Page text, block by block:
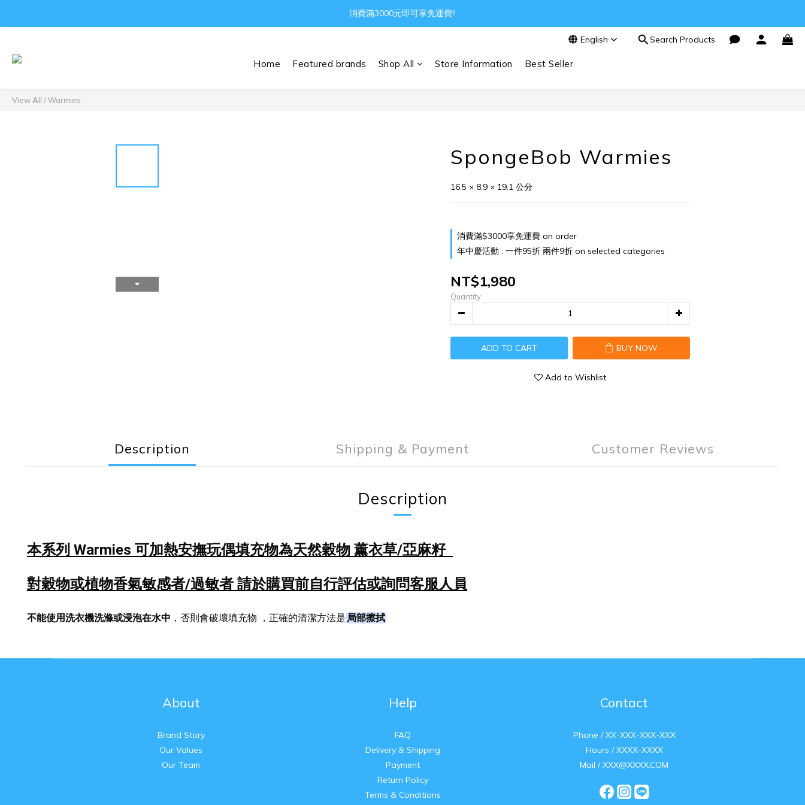
Gather all the joys in the world
消費滿3000元即可享免運費!!
English Search Products
Home Featured brands Shop All Store Information Best Seller
View All /Warmies
SpongeBob Warmies
16.5 × 8.9 × 19.1 公分
消費滿$3000享免運費 on order
年中慶活動 : 一件95折 兩件9折 on selected categories
NT$1,980
Quantity
ADD TO CART BUY NOW
Add to Wishlist
Description Shipping & Payment Customer Reviews
Description
本系列 Warmies 可加熱安撫玩偶填充物為天然穀物 薰衣草/亞麻籽
對穀物或植物香氣敏感者/過敏者 請於購買前自行評估或詢問客服人員
不能使用洗衣機洗滌或浸泡在水中 ，否則會破壞填充物 ， 正確的清潔方法是 局部擦拭
About
Brand Story
Our Values
Our Team
Help
FAQ
Delivery & Shipping
Payment
Return Policy
Terms & Conditions
Contact
Phone / XX-XXX-XXX-XXX
Hours / XXXX-XXXX
Mail / XXX@XXXX.COM